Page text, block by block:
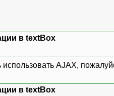
в textBox
AJAX,
в textBox